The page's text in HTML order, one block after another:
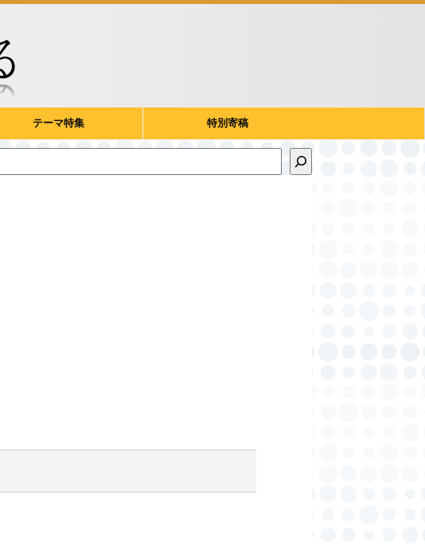
テーマ特集 特別寄稿